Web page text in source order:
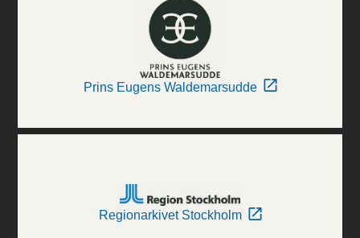
Prins Eugens Waldemarsudde
Regionarkivet Stockholm